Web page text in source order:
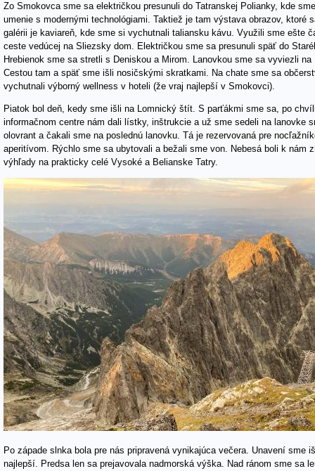
Zo Smokovca sme sa električkou presunuli do Tatranskej Polianky, kde
umenie s modernými technológiami. Taktiež je tam výstava obrazov, ktoré
galérii je kaviareň, kde sme si vychutnali taliansku kávu. Využili sme ešte
ceste vedúcej na Sliezsky dom. Električkou sme sa presunuli späť do
Hrebienok sme sa stretli s Deniskou a Mirom. Lanovkou sme sa vyviezli
Cestou tam a späť sme išli nosičskými skratkami. Na chate sme sa
vychutnali výborný wellness v hoteli (že vraj najlepší v Smokovci).
Piatok bol deň, kedy sme išli na Lomnický štít. S parťákmi sme sa, po
informačnom centre nám dali lístky, inštrukcie a už sme sedeli na lanovke
olovrant a čakali sme na poslednú lanovku. Tá je rezervovaná pre
aperitívom. Rýchlo sme sa ubytovali a bežali sme von. Nebesá boli k nám
výhľady na prakticky celé Vysoké a Belianske Tatry.
Po západe slnka bola pre nás pripravená vynikajúca večera. Unavení sme
najlepší. Predsa len sa prejavovala nadmorská výška. Nad ránom sme sa